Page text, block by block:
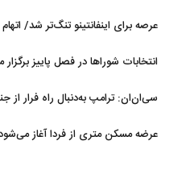
عرصه برای اینفانتینو تنگ‌تر شد/
انتخابات شوراها در فصل پاییز
سی‌ان‌ان: ترامپ به‌دنبال راه فرار از
عرضه مسکن متری از فردا آغاز